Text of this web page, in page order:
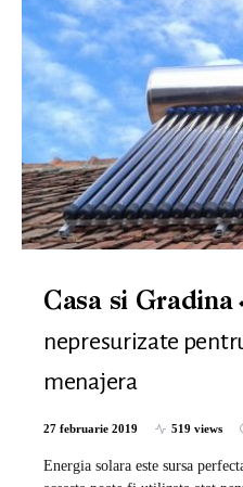
Casa si Gradina
nepresurizate
menajera
27 februarie 2019 519 views
Energia solara este sursa